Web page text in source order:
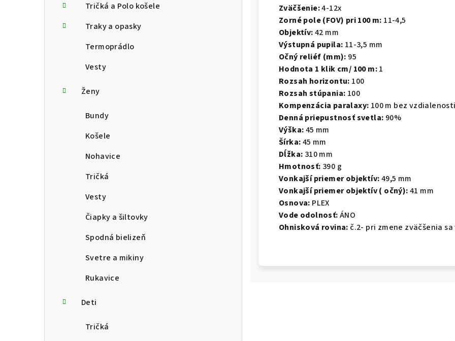
Tričká a Polo košele
Traky a opasky
Termoprádlo
Vesty
Ženy
Bundy
Košele
Nohavice
Tričká
Vesty
Čiapky a šiltovky
Spodná bielizeň
Svetre a mikiny
Rukavice
Deti
Tričká
Zväčšenie:4-12x
Zorné pole (FOV) pri 100 m: 11-4,5
Objektív:42 mm
Výstupná pupila: 11-3,5 mm
Očný reliéf (mm): 95
Hodnota 1 klik cm/ 100 m:1
Rozsah horizontu: 100
Rozsah stúpania: 100
Kompenzácia paralaxy: 100 m bez
Denná priepustnosť svetla: 90%
Výška:45 mm
Šírka:45 mm
Dĺžka: 310 mm
Hmotnosť: 390 g
Vonkajší priemer objektív:49,5 mm
Vonkajší priemer objektív ( očný):41 mm
Osnova: PLEX
Vode odolnosť:ÁNO
Ohnisková rovina: č.2- pri zmene zväčšenia